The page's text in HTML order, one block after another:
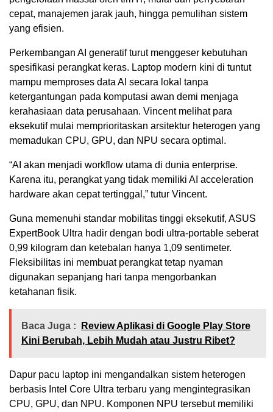
cepat, manajemen jarak jauh, hingga pemulihan sistem
yang efisien.
Perkembangan AI generatif turut menggeser kebutuhan
spesifikasi perangkat keras. Laptop modern kini di tuntut
mampu memproses data AI secara lokal tanpa
ketergantungan pada komputasi awan demi menjaga
kerahasiaan data perusahaan. Vincent melihat para
eksekutif mulai memprioritaskan arsitektur heterogen yang
memadukan CPU, GPU, dan NPU secara optimal.
“AI akan menjadi workflow utama di dunia enterprise.
Karena itu, perangkat yang tidak memiliki AI acceleration
hardware akan cepat tertinggal,” tutur Vincent.
Guna memenuhi standar mobilitas tinggi eksekutif, ASUS
ExpertBook Ultra hadir dengan bodi ultra-portable seberat
0,99 kilogram dan ketebalan hanya 1,09 sentimeter.
Fleksibilitas ini membuat perangkat tetap nyaman
digunakan sepanjang hari tanpa mengorbankan
ketahanan fisik.
Baca Juga :
Review Aplikasi di Google Play Store
Kini Berubah, Lebih Mudah atau Justru Ribet?
Dapur pacu laptop ini mengandalkan sistem heterogen
berbasis Intel Core Ultra terbaru yang mengintegrasikan
CPU, GPU, dan NPU. Komponen NPU tersebut memiliki